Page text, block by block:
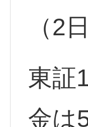
（2
東証
金は